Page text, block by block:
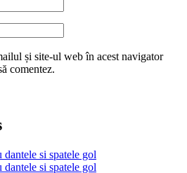
și site-ul web în acest navigator
comentez.